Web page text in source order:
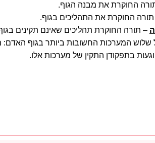
החוקרת את מבנה הגוף.
החוקרת את התהליכים בגוף.
– תורה החוקרת תהליכים שאינם תקינים
שלוש המערכות החשובות ביותר בגוף
בתפקודן התקין של מערכות אלו.